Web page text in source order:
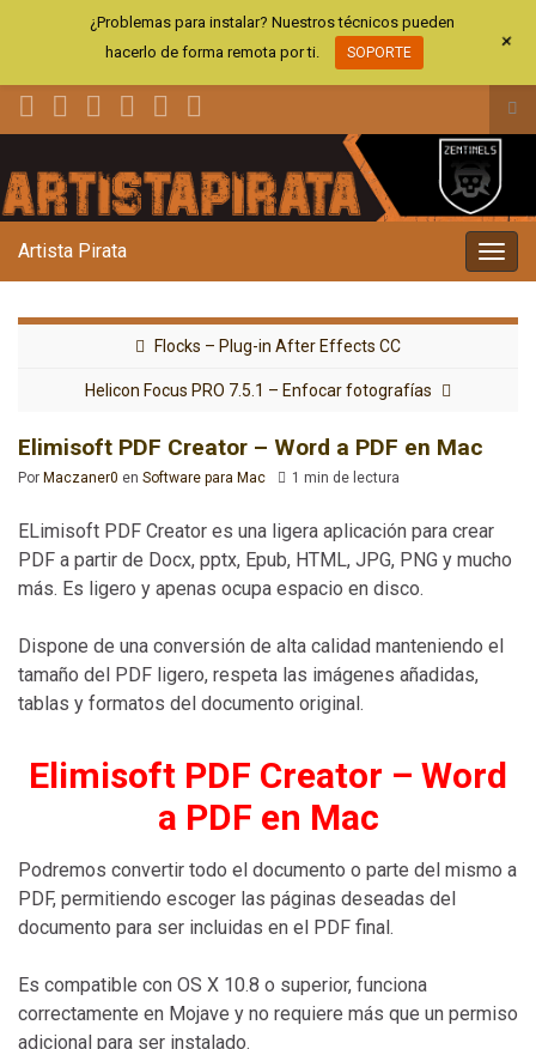
el
la
Artista Pirata
Flocks – Plug-in After Effects CC
Helicon Focus PRO 7.5.1 – Enfocar fotografías
Elimisoft PDF Creator – Word a PDF en Mac
Por Maczaner0 en Software para Mac 1 min de lectura
ELimisoft PDF Creator es una ligera aplicación para crear
PDF a partir de Docx, pptx, Epub, HTML, JPG, PNG y mucho
más. Es ligero y apenas ocupa espacio en disco.
Dispone de una conversión de alta calidad manteniendo el
tamaño del PDF ligero, respeta las imágenes añadidas,
tablas y formatos del documento original.
Elimisoft PDF Creator – Word
a PDF en Mac
Podremos convertir todo el documento o parte del mismo a
PDF, permitiendo escoger las páginas deseadas del
documento para ser incluidas en el PDF final.
Es compatible con OS X 10.8 o superior, funciona
correctamente en Mojave y no requiere más que un permiso
adicional para ser instalado.
¿Problemas para instalar? Nuestros técnicos pueden
hacerlo de forma remota por ti.
SOPORTE +